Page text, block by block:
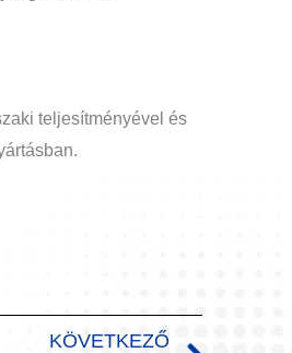
teljesítményével és
KÖVETKEZŐ